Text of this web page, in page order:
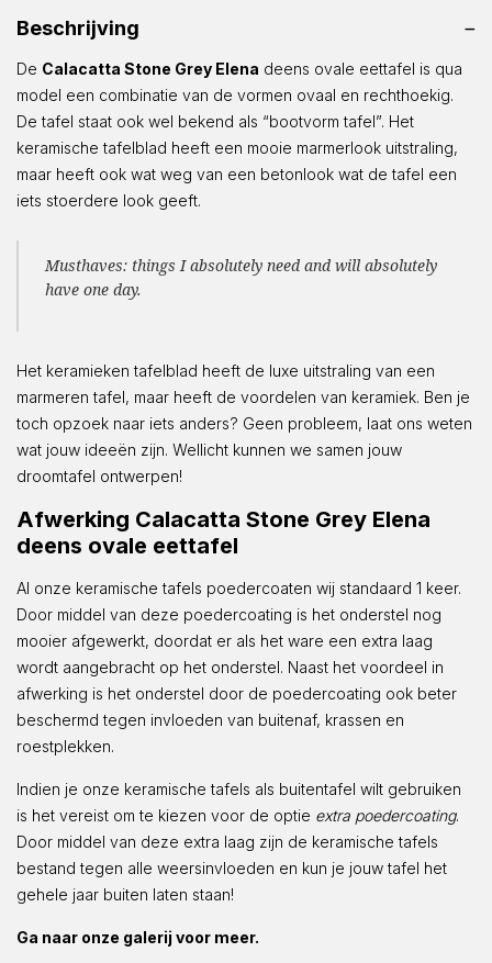
Beschrijving
De Calacatta Stone Grey Elena deens ovale eettafel is qua
model een combinatie van de vormen ovaal en rechthoekig.
De tafel staat ook wel bekend als “bootvorm tafel”. Het
keramische tafelblad heeft een mooie marmerlook uitstraling,
maar heeft ook wat weg van een betonlook wat de tafel een
iets stoerdere look geeft.
Musthaves: things I absolutely need and will absolutely
have one day.
Het keramieken tafelblad heeft de luxe uitstraling van een
marmeren tafel, maar heeft de voordelen van keramiek. Ben je
toch opzoek naar iets anders? Geen probleem, laat ons weten
wat jouw ideeën zijn. Wellicht kunnen we samen jouw
droomtafel ontwerpen!
Afwerking Calacatta Stone Grey Elena
deens ovale eettafel
Al onze keramische tafels poedercoaten wij standaard 1 keer.
Door middel van deze poedercoating is het onderstel nog
mooier afgewerkt, doordat er als het ware een extra laag
wordt aangebracht op het onderstel. Naast het voordeel in
afwerking is het onderstel door de poedercoating ook beter
beschermd tegen invloeden van buitenaf, krassen en
roestplekken.
Indien je onze keramische tafels als buitentafel wilt gebruiken
is het vereist om te kiezen voor de optie extra poedercoating.
Door middel van deze extra laag zijn de keramische tafels
bestand tegen alle weersinvloeden en kun je jouw tafel het
gehele jaar buiten laten staan!
Ga naar onze galerij voor meer.